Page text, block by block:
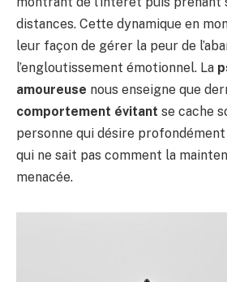
distances. Cette dynamique en
leur façon de gérer la peur de
l’engloutissement émotionnel. La
amoureuse nous enseigne que
comportement évitant se cache
personne qui désire profondément
qui ne sait pas comment la
menacée.